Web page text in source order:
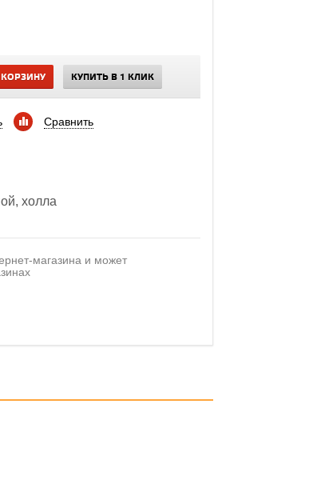
КОРЗИНУ КУПИТЬ В 1 КЛИК
Сравнить
холла
магазина и может